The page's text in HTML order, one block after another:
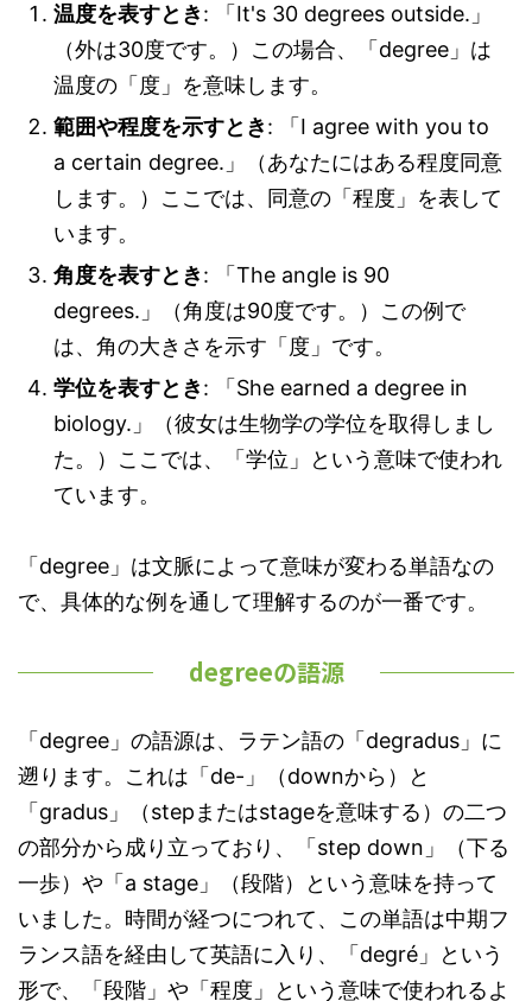
温度を表すとき: 「It's 30 degrees outside.」
（外は30度です。）この場合、「degree」は
温度の「度」を意味します。
範囲や程度を示すとき: 「I agree with you to
a certain degree.」（あなたにはある程度同意
します。）ここでは、同意の「程度」を表して
います。
角度を表すとき: 「The angle is 90
degrees.」（角度は90度です。）この例で
は、角の大きさを示す「度」です。
学位を表すとき: 「She earned a degree in
biology.」（彼女は生物学の学位を取得しまし
た。）ここでは、「学位」という意味で使われ
ています。
「degree」は文脈によって意味が変わる単語なの
で、具体的な例を通して理解するのが一番です。
degreeの語源
「degree」の語源は、ラテン語の「degradus」に
遡ります。これは「de-」（downから）と
「gradus」（stepまたはstageを意味する）の二つ
の部分から成り立っており、「step down」（下る
一歩）や「a stage」（段階）という意味を持って
いました。時間が経つにつれて、この単語は中期フ
ランス語を経由して英語に入り、「degré」という
形で、「段階」や「程度」という意味で使われるよ